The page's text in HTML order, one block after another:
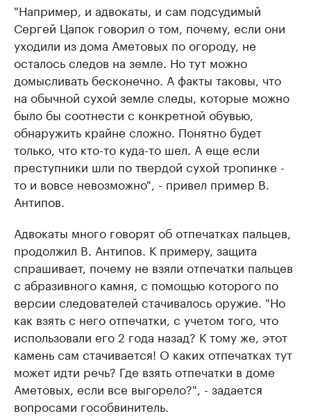
"Например, и адвокаты, и сам подсудимый
Сергей Цапок говорил о том, почему, если они
уходили из дома Аметовых по огороду, не
осталось следов на земле. Но тут можно
домысливать бесконечно. А факты таковы, что
на обычной сухой земле следы, которые можно
было бы соотнести с конкретной обувью,
обнаружить крайне сложно. Понятно будет
только, что кто-то куда-то шел. А еще если
преступники шли по твердой сухой тропинке -
то и вовсе невозможно", - привел пример В.
Антипов.
Адвокаты много говорят об отпечатках пальцев,
продолжил В. Антипов. К примеру, защита
спрашивает, почему не взяли отпечатки пальцев
с абразивного камня, с помощью которого по
версии следователей стачивалось оружие. "Но
как взять с него отпечатки, с учетом того, что
использовали его 2 года назад? К тому же, этот
камень сам стачивается! О каких отпечатках тут
может идти речь? Где взять отпечатки в доме
Аметовых, если все выгорело?", - задается
вопросами гособвинитель.